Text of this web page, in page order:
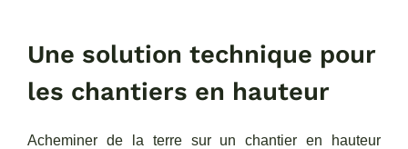
Expertises
Réalisations
Une solution technique pour
les chantiers en hauteur
Acheminer de la terre sur un chantier en hauteur